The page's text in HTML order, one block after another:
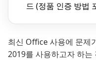
드 (정품 인증 방법
최신 Office 사용에 문제
2019를 사용하고자 하는